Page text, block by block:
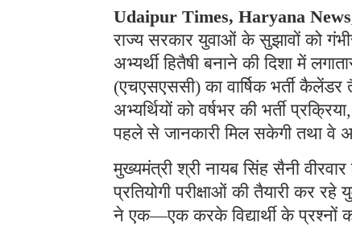
Udaipur Times, Haryana
राज्य सरकार युवाओं के सुझावों को
अभ्यर्थी हितैषी बनाने की दिशा में
(एचएसएससी) का वार्षिक भर्ती कैलेंडर
अभ्यर्थियों को वर्षभर की भर्ती
पहले से जानकारी मिल सकेगी तथा वे
मुख्यमंत्री श्री नायब सिंह सैनी
प्रतियोगी परीक्षाओं की तैयारी कर
ने एक—एक करके विद्यार्थी के